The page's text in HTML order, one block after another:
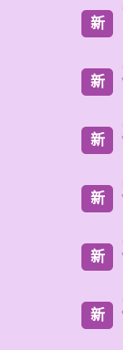
新
新
新
新
新
新